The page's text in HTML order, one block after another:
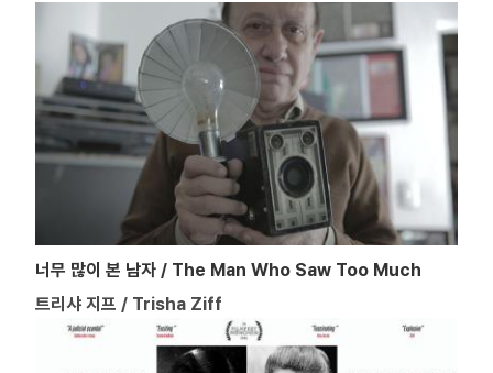
너무 많이 본 남자 / The Man Who Saw Too Much
트리샤 지프 / Trisha Ziff